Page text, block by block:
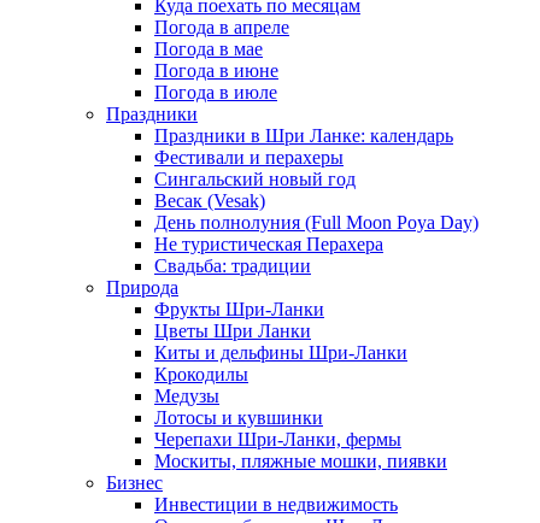
Куда поехать по месяцам
Погода в апреле
Погода в мае
Погода в июне
Погода в июле
Праздники
Праздники в Шри Ланке: календарь
Фестивали и перахеры
Сингальский новый год
Весак (Vesak)
День полнолуния (Full Moon Poya Day)
Не туристическая Перахера
Свадьба: традиции
Природа
Фрукты Шри-Ланки
Цветы Шри Ланки
Киты и дельфины Шри-Ланки
Крокодилы
Медузы
Лотосы и кувшинки
Черепахи Шри-Ланки, фермы
Москиты, пляжные мошки, пиявки
Бизнес
Инвестиции в недвижимость